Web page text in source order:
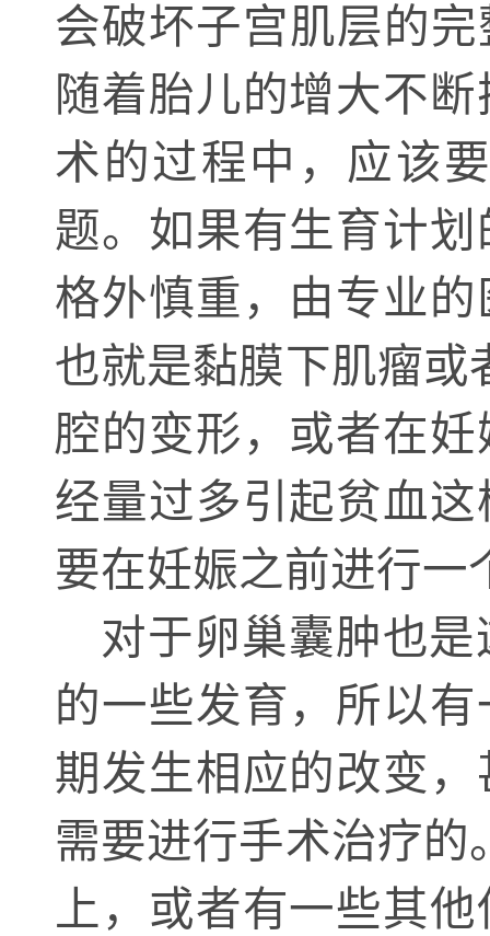
会破坏子宫肌层的
随着胎儿的增大不
术的过程中，应该
题。如果有生育计
格外慎重，由专业
也就是黏膜下肌瘤或
腔的变形，或者在
经量过多引起贫血
要在妊娠之前进行一
对于卵巢囊肿也
的一些发育，所以
期发生相应的改变
需要进行手术治疗的
上，或者有一些其